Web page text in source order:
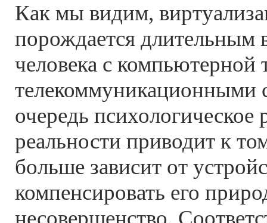
Как мы видим,
порождается длительным
человека с компьютерной
телекоммуникационными
очередь психологическое
реальности приводит к
больше зависит от
компенсировать его